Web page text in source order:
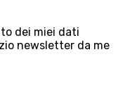
dei miei dati
newsletter da me